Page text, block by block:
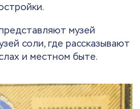
музей
соли, где рассказывают
и местном быте.